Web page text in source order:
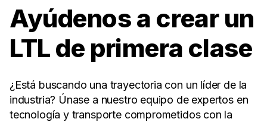
Ayúdenos a crear un
LTL de primera clase
¿Está buscando una trayectoria con un líder de la
industria? Únase a nuestro equipo de expertos en
tecnología y transporte comprometidos con la